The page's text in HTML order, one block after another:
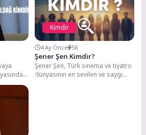
Kimdir
4 Ay Önce 58
Şener Şen Kimdir?
Şener Şen, Türk sinema ve tiyatro
dünyasının en sevilen ve saygı